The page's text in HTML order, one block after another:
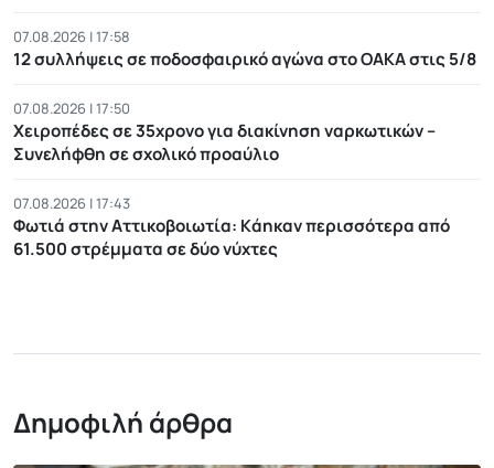
07.08.2026 | 17:58
12 συλλήψεις σε ποδοσφαιρικό αγώνα στο ΟΑΚΑ στις 5/8
07.08.2026 | 17:50
Χειροπέδες σε 35χρονο για διακίνηση ναρκωτικών –
Συνελήφθη σε σχολικό προαύλιο
07.08.2026 | 17:43
Φωτιά στην Αττικοβοιωτία: Kάηκαν περισσότερα από
61.500 στρέμματα σε δύο νύχτες
Δημοφιλή άρθρα